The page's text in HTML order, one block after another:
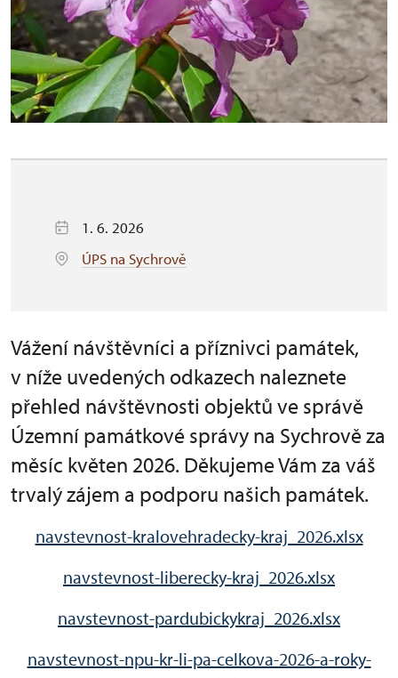
1. 6. 2026
ÚPS na Sychrově
Vážení návštěvníci a příznivci památek,
v níže uvedených odkazech naleznete
přehled návštěvnosti objektů ve správě
Územní památkové správy na Sychrově za
měsíc květen 2026. Děkujeme Vám za váš
trvalý zájem a podporu našich památek.
navstevnost-kralovehradecky-kraj_2026.xlsx
navstevnost-liberecky-kraj_2026.xlsx
navstevnost-pardubickykraj_2026.xlsx
navstevnost-npu-kr-li-pa-celkova-2026-a-roky-